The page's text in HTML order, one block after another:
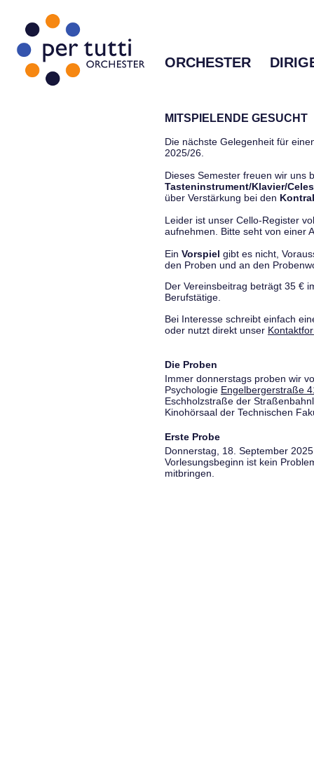
ORCHESTER
MITSPIELENDE GESUCHT
Die nächste Gelegenheit für
2025/26.
Dieses Semester freuen wir uns
Tasteninstrument/Klavier/
über Verstärkung bei den
Leider ist unser Cello-Register
aufnehmen. Bitte seht von einer
Ein Vorspiel gibt es nicht,
den Proben und an den
Der Vereinsbeitrag beträgt 35 €
Berufstätige.
Bei Interesse schreibt einfach
oder nutzt direkt unser
Die Proben
Immer donnerstags proben wir
Psychologie Engelbergerstraße
Eschholzstraße der
Kinohörsaal der Technischen
Erste Probe
Donnerstag, 18. September
Vorlesungsbeginn ist kein
mitbringen.